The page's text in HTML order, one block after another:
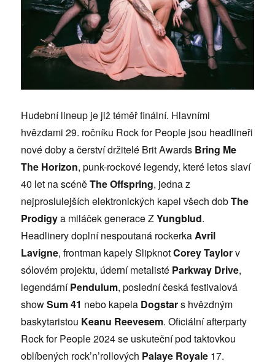
Hudební lineup je již téměř finální. Hlavními
hvězdami 29. ročníku Rock for People jsou headlineři
nové doby a čerství držitelé Brit Awards Bring Me
The Horizon, punk-rockové legendy, které letos slaví
40 let na scéněThe Offspring, jedna z
nejproslulejších elektronických kapel všech dobThe
Prodigya miláček generace ZYungblud.
Headlinery doplní nespoutaná rockerkaAvril
Lavigne, frontman kapely SlipknotCorey Taylorv
sólovém projektu, úderní metalisté Parkway Drive,
legendárníPendulum, poslední česká festivalová
showSum 41 nebo kapela Dogstars hvězdným
baskytaristou Keanu Reevesem. Oficiální afterparty
Rock for People 2024 se uskuteční pod taktovkou
oblíbených rock’n’rollových Palaye Royale 17.